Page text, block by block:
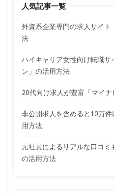
人気記事一覧
外資系企業専門の求人サイ
法
ハイキャリア女性向け転職
ン」の活用方法
20代向け求人が豊富「マイ
非公開求人を含めると10万
用方法
元社員によるリアルな口コミ
の活用方法